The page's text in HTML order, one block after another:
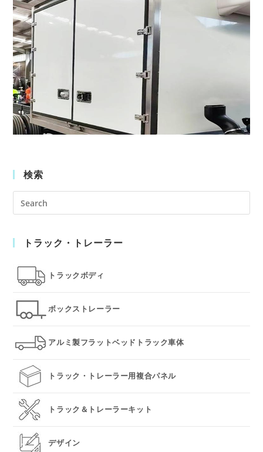
検索
トラック・トレーラー
トラックボディ
ボックストレーラー
アルミ製フラットベッドトラック車体
トラック・トレーラー用複合パネル
トラック＆トレーラーキット
デザイン